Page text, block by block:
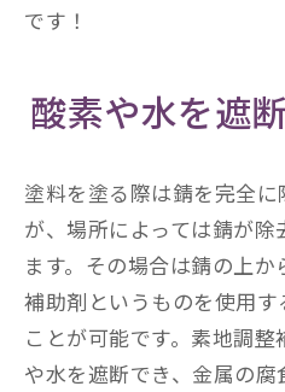
です！
酸素や水を遮
塗料を塗る際は錆を完全
が、場所によっては錆が
ます。その場合は錆の上
補助剤というものを使用
ことが可能です。素地調
や水を遮断でき、金属の